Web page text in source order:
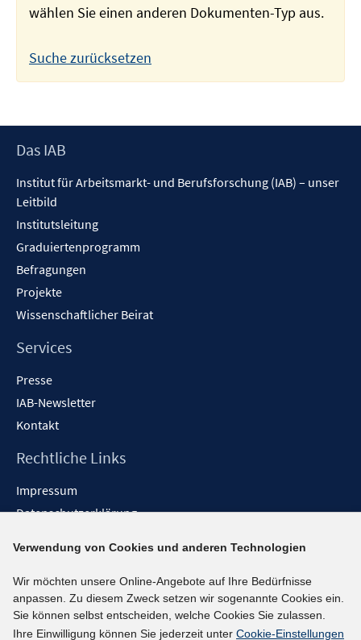
wählen Sie einen anderen Dokumenten-Typ aus.
Suche zurücksetzen
Footer
Das IAB
Institut für Arbeitsmarkt- und Berufsforschung (IAB) – unser
Leitbild
Institutsleitung
Graduiertenprogramm
Befragungen
Projekte
Wissenschaftlicher Beirat
Services
Presse
IAB-Newsletter
Kontakt
Rechtliche Links
Impressum
Datenschutzerklärung
Barrieren melden
Social-Media-Kanäle
BlueSky
Verwendung von Cookies und anderen Technologien
Wir möchten unsere Online-Angebote auf Ihre Bedürfnisse
anpassen. Zu diesem Zweck setzen wir sogenannte Cookies ein.
Sie können selbst entscheiden, welche Cookies Sie zulassen.
Ihre Einwilligung können Sie jederzeit unter Cookie-Einstellungen